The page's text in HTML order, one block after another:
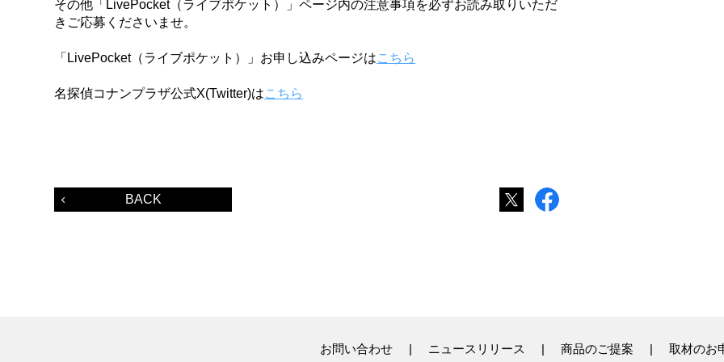
その他「LivePocket（ライブポケット）」ページ内の注意事項を必ずお読み取りいただ
きご応募くださいませ。
「LivePocket（ライブポケット）」お申し込みページはこちら
名探偵コナンプラザ公式X(Twitter)はこちら
BACK
お問い合わせ ニュースリリース 商品のご提案 取材のお